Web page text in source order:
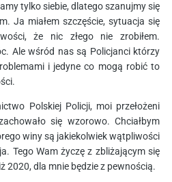
tylko siebie, dlatego szanujmy się
Ja miałem szczęście, sytuacja się
że nic złego nie zrobiłem.
Ale wśród nas są Policjanci którzy
i jedyne co mogą robić to
Polskiej Policji, moi przełożeni
się wzorowo. Chciałbym
winy są jakiekolwiek wątpliwości
Tego Wam życzę z zbliżającym się
2020, dla mnie będzie z pewnością.